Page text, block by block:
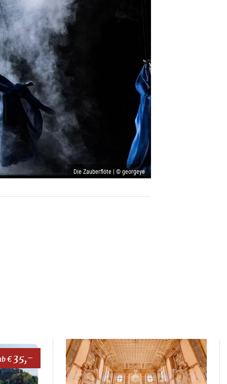
Die Zauberflöte | © georgeye
€35,-